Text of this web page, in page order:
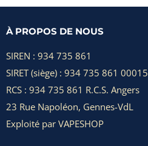
À PROPOS DE NOUS
SIREN : 934 735 861
SIRET (siège) : 934 735 861 00015
RCS : 934 735 861 R.C.S. Angers
23 Rue Napoléon, Gennes-VdL
Exploité par VAPESHOP